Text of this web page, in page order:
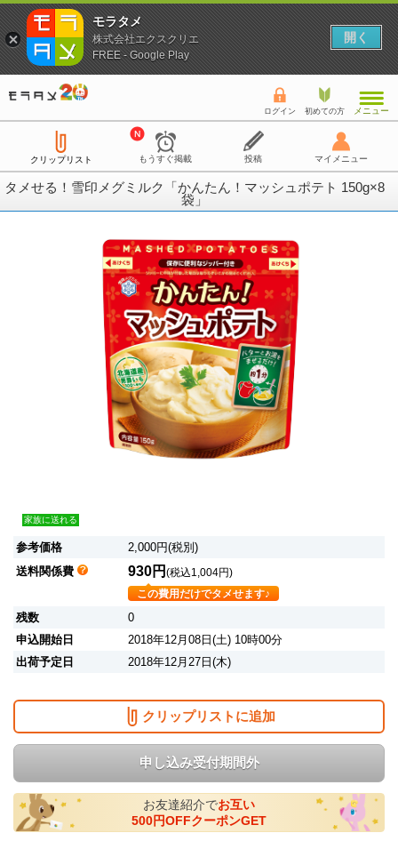
ログイン 初めての方 メニュー
クリップリスト もうすぐ掲載 投稿 マイメニュー
タメせる！雪印メグミルク「かんたん！マッシュポテト 150g×8
袋」
家族に送れる
参考価格
2,000円(税別)
送料関係費
930円 (税込1,004円)
この費用だけでタメせます♪
残数
0
申込開始日
2018年12月08日(土) 10時00分
出荷予定日
2018年12月27日(木)
クリップリストに追加
申し込み受付期間外
お友達紹介でお互い
500円OFFクーポンGET
モラタメ
株式会社エクスクリエ
FREE - Google Play
開く